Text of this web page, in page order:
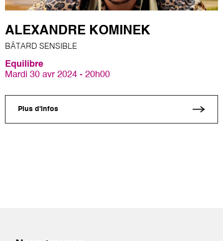
ALEXANDRE KOMINEK
BÂTARD SENSIBLE
Equilibre
Mardi 30 avr 2024 - 20h00
Plus d'infos